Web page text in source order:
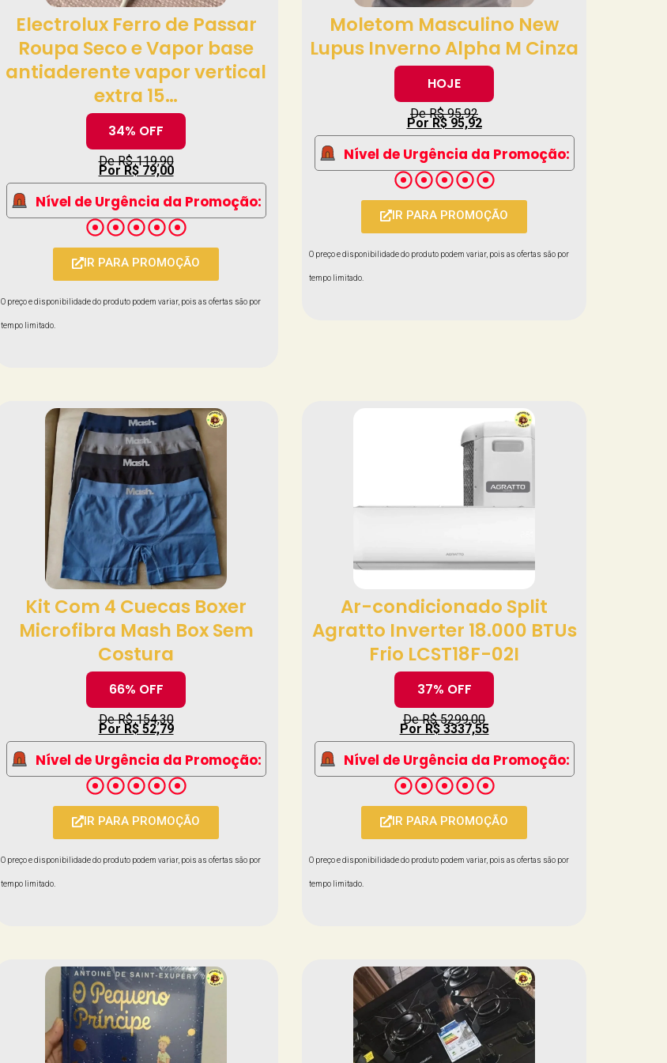
Electrolux Ferro de Passar
Roupa Seco e Vapor base
antiaderente vapor vertical
extra 15…
34% OFF
De R$ 119,90
Por R$ 79,00
Nível de Urgência da Promoção:
IR PARA PROMOÇÃO
O preço e disponibilidade do produto podem variar, pois as ofertas são por
tempo limitado.
Moletom Masculino New
Lupus Inverno Alpha M Cinza
HOJE
De R$ 95,92
Por R$ 95,92
Nível de Urgência da Promoção:
IR PARA PROMOÇÃO
O preço e disponibilidade do produto podem variar, pois as ofertas são por
tempo limitado.
Kit Com 4 Cuecas Boxer
Microfibra Mash Box Sem
Costura
66% OFF
De R$ 154,30
Por R$ 52,79
Nível de Urgência da Promoção:
IR PARA PROMOÇÃO
O preço e disponibilidade do produto podem variar, pois as ofertas são por
tempo limitado.
Ar-condicionado Split
Agratto Inverter 18.000 BTUs
Frio LCST18F-02I
37% OFF
De R$ 5299,00
Por R$ 3337,55
Nível de Urgência da Promoção:
IR PARA PROMOÇÃO
O preço e disponibilidade do produto podem variar, pois as ofertas são por
tempo limitado.